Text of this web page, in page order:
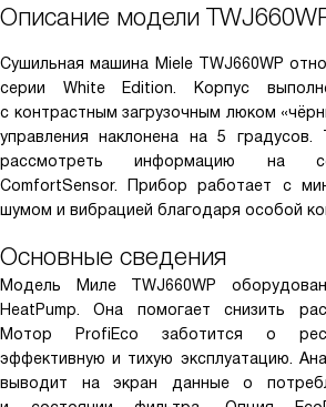
Описание модели
Сушильная машина Miele TWJ660WP
серии White Edition. Корпус
с контрастным загрузочным люком
управления наклонена на 5
рассмотреть информацию на
ComfortSensor. Прибор работает с
шумом и вибрацией благодаря особой
Основные сведения
Модель Миле TWJ660WP
HeatPump. Она помогает снизить
Мотор ProfiEco заботится о
эффективную и тихую эксплуатацию.
выводит на экран данные о